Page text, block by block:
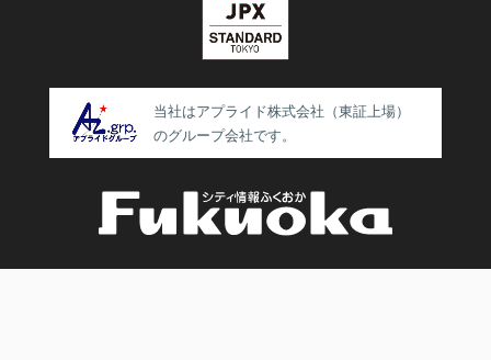
当社はアプライド株式会社（東証上場）
のグループ会社です。